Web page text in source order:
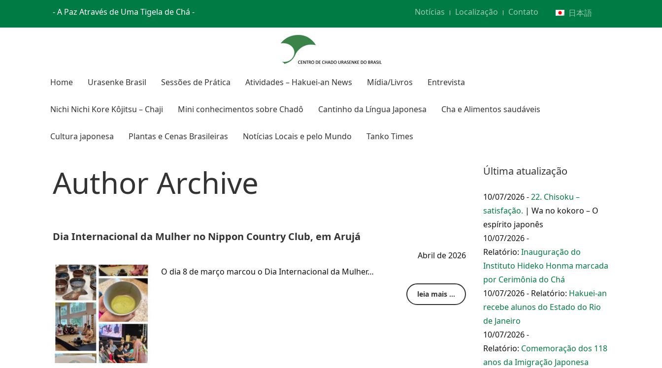
- A Paz Através de Uma Tigela de Chá - Notícias Localização Contato 日本語
Home Urasenke Brasil Sessões de Prática Atividades – Hakuei-an News Mídia/Livros Entrevista
Nichi Nichi Kore Kôjitsu – Chaji Mini conhecimentos sobre Chadô Cantinho da Língua Japonesa Cha e Alimentos saudáveis
Cultura japonesa Plantas e Cenas Brasileiras Notícias Locais e pelo Mundo Tanko Times
Author Archive
Dia Internacional da Mulher no Nippon Country Club, em Arujá
Abril de 2026
O dia 8 de março marcou o Dia Internacional da Mulher…
leia mais ...
Última atualização
10/07/2026 -22. Chisoku –
satisfação. | Wa no kokoro – O
espírito japonês
10/07/2026 -
Relatório: Inauguração do
Instituto Hideko Honma marcada
por Cerimônia do Chá
10/07/2026 - Relatório: Hakuei-an
recebe alunos do Estado do Rio
de Janeiro
10/07/2026 -
Relatório: Comemoração dos 118
anos da Imigração Japonesa